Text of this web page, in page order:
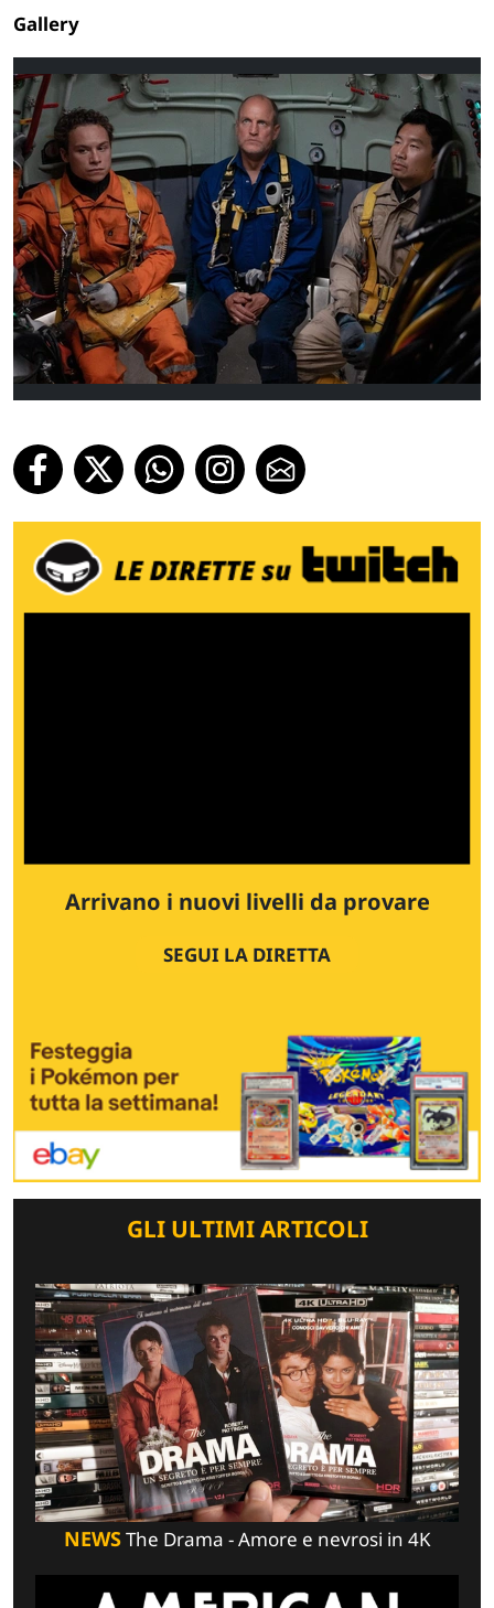
Gallery
Arrivano i nuovi livelli da provare
SEGUI LA DIRETTA
GLI ULTIMI ARTICOLI
NEWSThe Drama - Amore e nevrosi in 4K